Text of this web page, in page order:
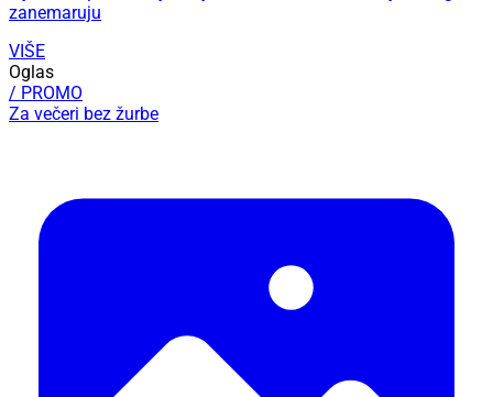
zanemaruju
VIŠE
Oglas
/ PROMO
Za večeri bez žurbe